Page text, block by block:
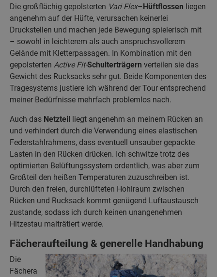
Die großflächig gepolsterten Vari Flex–Hüftflossen liegen
angenehm auf der Hüfte, verursachen keinerlei
Druckstellen und machen jede Bewegung spielerisch mit
– sowohl in leichterem als auch anspruchsvollerem
Gelände mit Kletterpassagen. In Kombination mit den
gepolsterten Active Fit-Schulterträgern verteilen sie das
Gewicht des Rucksacks sehr gut. Beide Komponenten des
Tragesystems justiere ich während der Tour entsprechend
meiner Bedürfnisse mehrfach problemlos nach.
Auch das Netzteil liegt angenehm an meinem Rücken an
und verhindert durch die Verwendung eines elastischen
Federstahlrahmens, dass eventuell unsauber gepackte
Lasten in den Rücken drücken. Ich schwitze trotz des
optimierten Belüftungssystem ordentlich, was aber zum
Großteil den heißen Temperaturen zuzuschreiben ist.
Durch den freien, durchlüfteten Hohlraum zwischen
Rücken und Rucksack kommt genügend Luftaustausch
zustande, sodass ich durch keinen unangenehmen
Hitzestau malträtiert werde.
Fächeraufteilung & generelle Handhabung
Die
Fächera